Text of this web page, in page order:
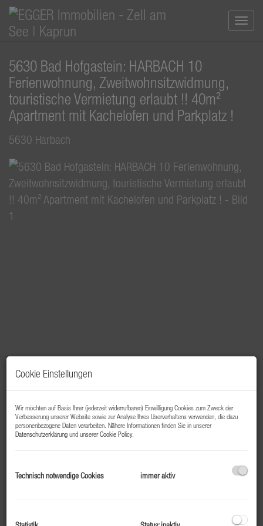
5630 Bad Hofgastein: HARBACH 10
Ferienwohnung, Zweitwohnsitzwidmung,
touristische Vermietung erlaubt !! 40m²
Apartment mit Kachelofen und Parkplatz !
5630 Harbach
Zum Verkauft steht dieses leicht renovierungsbedürftige
Cookie Einstellungen
Wir möchten auf Basis Ihrer (jederzeit widerrufbaren) Einwilligung Cookies zum Zweck der
Verbesserung unserer Website sowie zur Analyse Ihres Userverhaltens verwenden, die dazu
personenbezogene Daten verarbeiten. Nähere Informationen finden Sie in unserer
Datenschutzerklärung und unsererCookie Policy.
Technisch notwendige Cookies immer aktiv